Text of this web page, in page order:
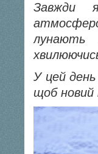
Завжди
лунають
У цей день
щоб новий